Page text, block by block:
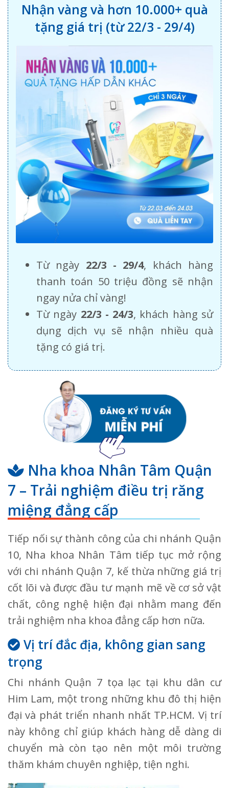
Nhận vàng và hơn 10.000+ quà
tặng giá trị (từ 22/3 - 29/4)
Từ ngày 22/3 - 29/4, khách hàng
thanh toán 50 triệu đồng sẽ nhận
ngay nửa chỉ vàng!
Từ ngày 22/3 - 24/3, khách hàng sử
dụng dịch vụ sẽ nhận nhiều quà
tặng có giá trị.
Nha khoa Nhân Tâm Quận
7 – Trải nghiệm điều trị răng
miệng đẳng cấp
Tiếp nối sự thành công của chi nhánh Quận
10, Nha khoa Nhân Tâm tiếp tục mở rộng
với chi nhánh Quận 7, kế thừa những giá trị
cốt lõi và được đầu tư mạnh mẽ về cơ sở vật
chất, công nghệ hiện đại nhằm mang đến
trải nghiệm nha khoa đẳng cấp hơn nữa.
Vị trí đắc địa, không gian sang
trọng
Chi nhánh Quận 7 tọa lạc tại khu dân cư
Him Lam, một trong những khu đô thị hiện
đại và phát triển nhanh nhất TP.HCM. Vị trí
này không chỉ giúp khách hàng dễ dàng di
chuyển mà còn tạo nên một môi trường
thăm khám chuyên nghiệp, tiện nghi.